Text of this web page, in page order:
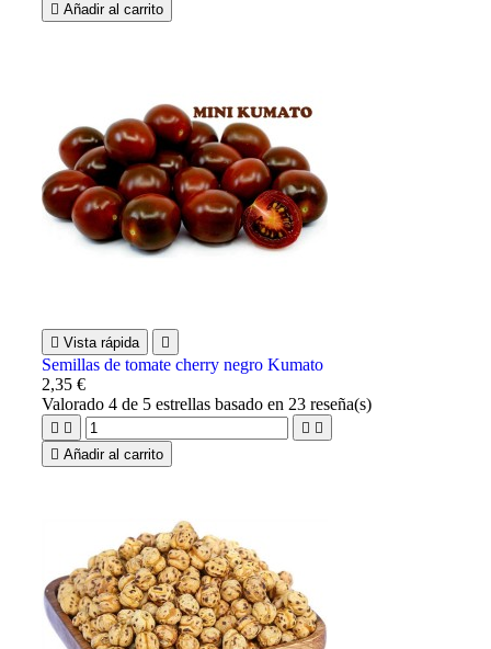
 Añadir al carrito
 Vista rápida 
Semillas de tomate cherry negro Kumato
2,35 €
Valorado4 de 5 estrellas basado en 23 reseña(s)
   
 Añadir al carrito